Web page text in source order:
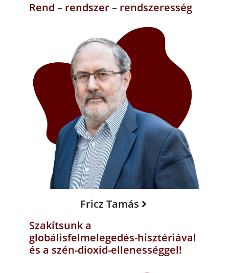
Rend – rendszer – rendszeresség
Fricz Tamás
Szakítsunk a
globálisfelmelegedés-hisztériával
és a szén-dioxid-ellenességgel!